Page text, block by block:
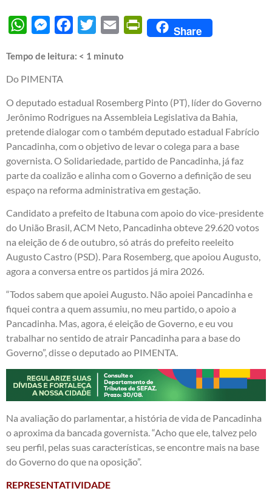
WhatsAppMessengerFacebook
Twitter Email PrintFriendly
Share
Tempo de leitura: < 1 minuto
Do PIMENTA
O deputado estadual Rosemberg Pinto (PT), líder do Governo
Jerônimo Rodrigues na Assembleia Legislativa da Bahia,
pretende dialogar com o também deputado estadual Fabrício
Pancadinha, com o objetivo de levar o colega para a base
governista. O Solidariedade, partido de Pancadinha, já faz
parte da coalizão e alinha com o Governo a definição de seu
espaço na reforma administrativa em gestação.
Candidato a prefeito de Itabuna com apoio do vice-presidente
do União Brasil, ACM Neto, Pancadinha obteve 29.620 votos
na eleição de 6 de outubro, só atrás do prefeito reeleito
Augusto Castro (PSD). Para Rosemberg, que apoiou Augusto,
agora a conversa entre os partidos já mira 2026.
“Todos sabem que apoiei Augusto. Não apoiei Pancadinha e
fiquei contra a quem assumiu, no meu partido, o apoio a
Pancadinha. Mas, agora, é eleição de Governo, e eu vou
trabalhar no sentido de atrair Pancadinha para a base do
Governo”, disse o deputado ao PIMENTA.
Na avaliação do parlamentar, a história de vida de Pancadinha
o aproxima da bancada governista. “Acho que ele, talvez pelo
seu perfil, pelas suas características, se encontre mais na base
do Governo do que na oposição”.
REPRESENTATIVIDADE